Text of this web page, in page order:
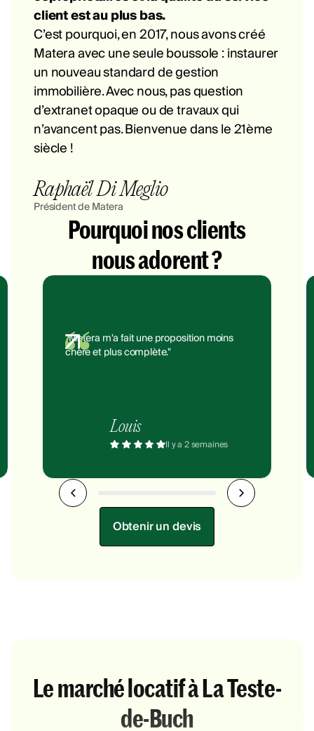
client est au plus bas.
C’est pourquoi, en 2017, nous avons créé
Matera avec une seule boussole : instaurer
un nouveau standard de gestion
immobilière. Avec nous, pas question
d’extranet opaque ou de travaux qui
n’avancent pas. Bienvenue dans le 21ème
siècle !
Raphaël Di Meglio
Président de Matera
Pourquoi nos clients
nous adorent ?
"Matera m'a fait une proposition moins
chère et plus complète."
Louis
Il y a 2 semaines
Obtenir un devis
Le marché locatif à La Teste-
de-Buch